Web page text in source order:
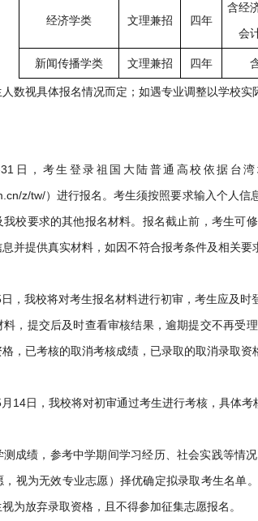
经济学类 文理兼招 四年
含经
会
新闻传播学类 文理兼招 四年
数视具体报名情况而定；如遇专业调整以学校实
日，考生登录祖国大陆普通高校依据
z/tw/）进行报名。考生须按照要求输入个人
校要求的其他报名材料。报名截止前，考生可
并提供真实材料，如因不符合报考条件及相关
，我校将对考生报名材料进行初审，考生应及
料，提交后及时查看审核结果，逾期提交不再受
，已考核的取消考核成绩，已录取的取消录取资
14日，我校将对初审通过考生进行考核，具体考
成绩，参考中学期间学习经历、社会实践等情
视为无效专业志愿）择优确定拟录取考生名单
为放弃录取资格，且不得参加征集志愿报名。